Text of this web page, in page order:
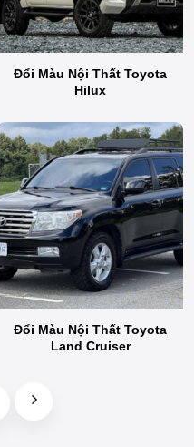
Đổi Màu Nội Thất Toyota
Hilux
Đổi Màu Nội Thất Toyota
Land Cruiser